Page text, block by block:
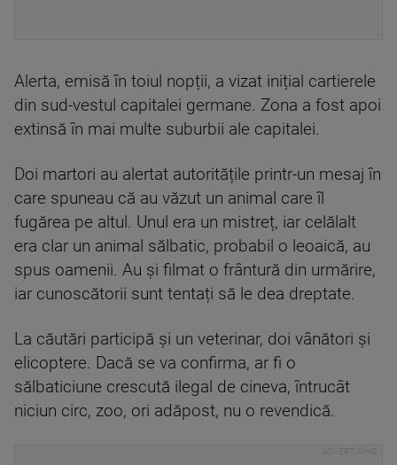
Alerta, emisă în toiul nopții, a vizat inițial cartierele
din sud-vestul capitalei germane. Zona a fost apoi
extinsă în mai multe suburbii ale capitalei.
Doi martori au alertat autoritățile printr-un mesaj în
care spuneau că au văzut un animal care îl
fugărea pe altul. Unul era un mistreț, iar celălalt
era clar un animal sălbatic, probabil o leoaică, au
spus oamenii. Au și filmat o frântură din urmărire,
iar cunoscătorii sunt tentați să le dea dreptate.
La căutări participă și un veterinar, doi vânători și
elicoptere. Dacă se va confirma, ar fi o
sălbaticiune crescută ilegal de cineva, întrucât
niciun circ, zoo, ori adăpost, nu o revendică.